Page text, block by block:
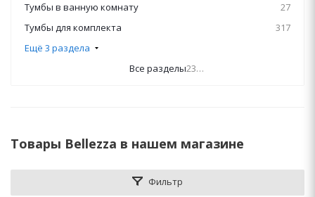
Тумбы в ванную комнату
27
Тумбы для комплекта
317
Ещё 3 раздела
Все разделы
2395
Товары Bellezza в нашем магазине
Фильтр